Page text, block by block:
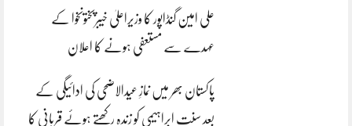
علی امین گنڈاپور کا وزیراعلیٰ خیبرپختونخوا کے
عہدے سے مستعفی ہونے کا اعلان
پاکستان بھر میں نمازِ عیدالاضحی کی ادائیگی کے
بعد سنتِ ابراہیمی کو زندہ رکھتے ہوئے قربانی کا